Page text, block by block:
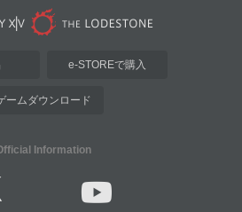
e-STOREで購入
ームダウンロード
Information